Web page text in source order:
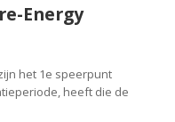
Energy
het 1e speerpunt
heeft die de